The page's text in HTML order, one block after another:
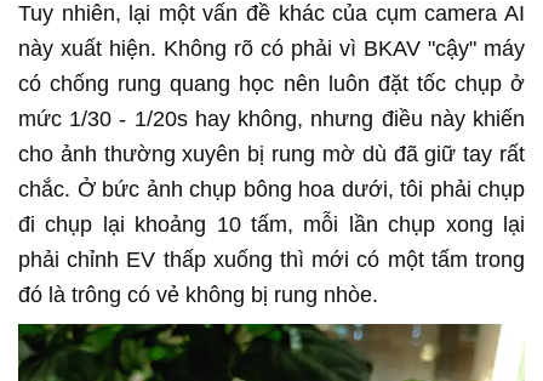
Tuy nhiên, lại một vấn đề khác của cụm camera AI
này xuất hiện. Không rõ có phải vì BKAV "cậy" máy
có chống rung quang học nên luôn đặt tốc chụp ở
mức 1/30 - 1/20s hay không, nhưng điều này khiến
cho ảnh thường xuyên bị rung mờ dù đã giữ tay rất
chắc. Ở bức ảnh chụp bông hoa dưới, tôi phải chụp
đi chụp lại khoảng 10 tấm, mỗi lần chụp xong lại
phải chỉnh EV thấp xuống thì mới có một tấm trong
đó là trông có vẻ không bị rung nhòe.